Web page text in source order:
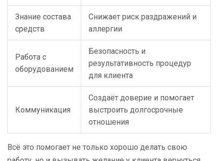
Знание состава
средств
Снижает риск раздражений и
аллергии
Работа с
оборудованием
Безопасность и
результативность процедур
для клиента
Коммуникация
Создаёт доверие и помогает
выстроить долгосрочные
отношения
Всё это помогает не только хорошо делать свою